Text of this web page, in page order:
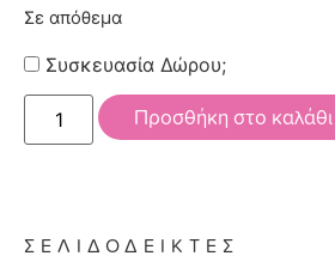
ΣΕΛΙΔΟΔΕΙΚΤΕΣ
Σε απόθεμα
Συσκευασία Δώρου;
Προσθήκη στο καλάθι